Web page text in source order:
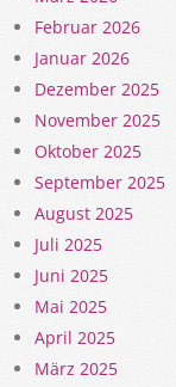
Februar 2026
Januar 2026
Dezember 2025
November 2025
Oktober 2025
September 2025
August 2025
Juli 2025
Juni 2025
Mai 2025
April 2025
März 2025